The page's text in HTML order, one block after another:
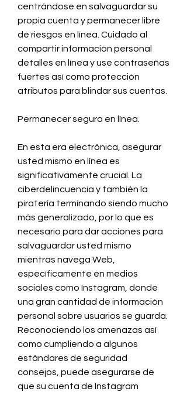
centrándose en salvaguardar su
propia cuenta y permanecer libre
de riesgos en línea. Cuidado al
compartir información personal
detalles en línea y use contraseñas
fuertes así como protección
atributos para blindar sus cuentas.
Permanecer seguro en línea.
En esta era electrónica, asegurar
usted mismo en línea es
significativamente crucial. La
ciberdelincuencia y también la
piratería terminando siendo mucho
más generalizado, por lo que es
necesario para dar acciones para
salvaguardar usted mismo
mientras navega Web,
específicamente en medios
sociales como Instagram, donde
una gran cantidad de información
personal sobre usuarios se guarda.
Reconociendo los amenazas así
como cumpliendo a algunos
estándares de seguridad
consejos, puede asegurarse de
que su cuenta de Instagram